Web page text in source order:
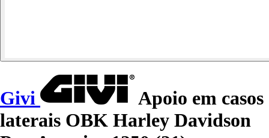
Givi
Apoio em casos
laterais OBK Harley Davidson